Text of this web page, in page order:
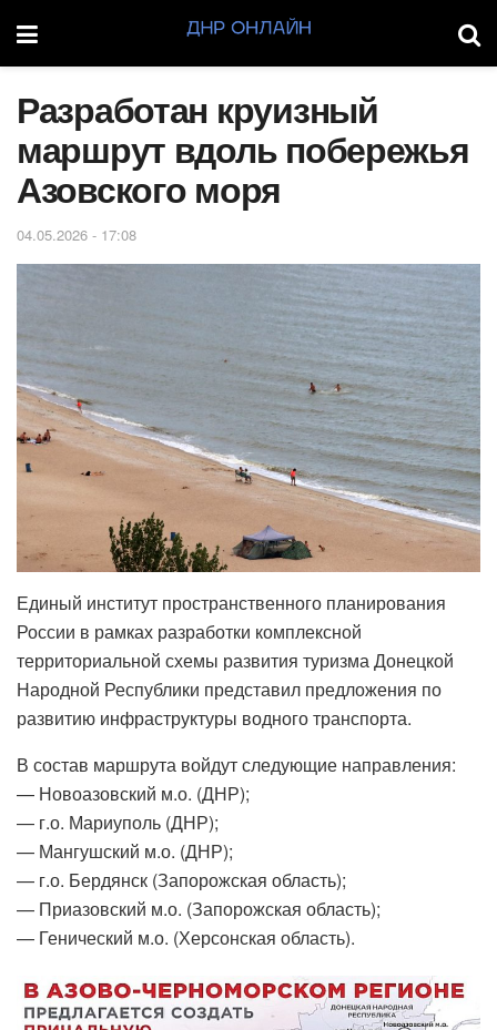
Разработан круизный
маршрут вдоль побережья
Азовского моря
04.05.2026 - 17:08
Единый институт пространственного планирования
России в рамках разработки комплексной
территориальной схемы развития туризма Донецкой
Народной Республики представил предложения по
развитию инфраструктуры водного транспорта.
В состав маршрута войдут следующие направления:
— Новоазовский м.о. (ДНР);
— г.о. Мариуполь (ДНР);
— Мангушский м.о. (ДНР);
— г.о. Бердянск (Запорожская область);
— Приазовский м.о. (Запорожская область);
— Генический м.о. (Херсонская область).